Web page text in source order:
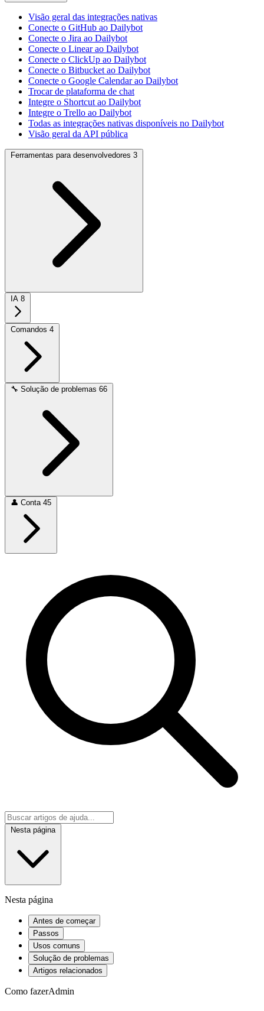
Visão geral das integrações nativas
Conecte o GitHub ao Dailybot
Conecte o Jira ao Dailybot
Conecte o Linear ao Dailybot
Conecte o ClickUp ao Dailybot
Conecte o Bitbucket ao Dailybot
Conecte o Google Calendar ao Dailybot
Trocar de plataforma de chat
Integre o Shortcut ao Dailybot
Integre o Trello ao Dailybot
Todas as integrações nativas disponíveis no Dailybot
Visão geral da API pública
Ferramentas para desenvolvedores 3
IA 8
Comandos 4
🔧 Solução de problemas 66
👤 Conta 45
Nesta página
Nesta página
Antes de começar
Passos
Usos comuns
Solução de problemas
Artigos relacionados
Como fazerAdmin